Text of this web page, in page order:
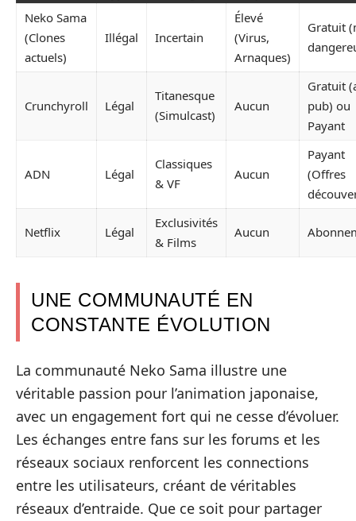
Neko Sama
(Clones
actuels)
Illégal Incertain
Élevé
(Virus,
Arnaques)
Gratuit
Crunchyroll Légal
Titanesque
(Simulcast)
Aucun
Gratuit
pub) ou
Payant
ADN Légal
Classiques
& VF
Aucun
Payant
(Offres
Netflix Légal
Exclusivités
& Films
Aucun
UNE COMMUNAUTÉ EN
CONSTANTE ÉVOLUTION
La communauté Neko Sama illustre une
véritable passion pour l’animation japonaise,
avec un engagement fort qui ne cesse d’évoluer.
Les échanges entre fans sur les forums et les
réseaux sociaux renforcent les connections
entre les utilisateurs, créant de véritables
réseaux d’entraide. Que ce soit pour partager